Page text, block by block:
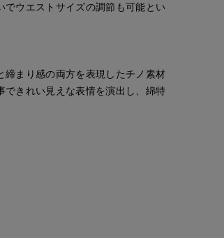
でウエストサイズの調節も可能とい
締まり感の両方を表現したチノ素材
できれい見えな表情を演出し、綿特